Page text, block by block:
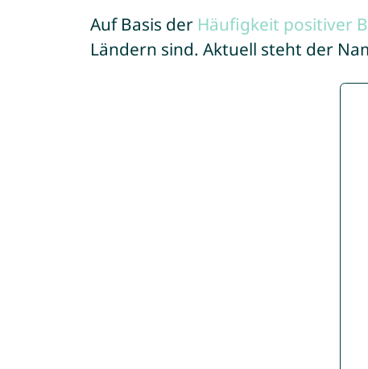
Auf Basis der Häufigkeit positiver
Ländern sind. Aktuell steht der